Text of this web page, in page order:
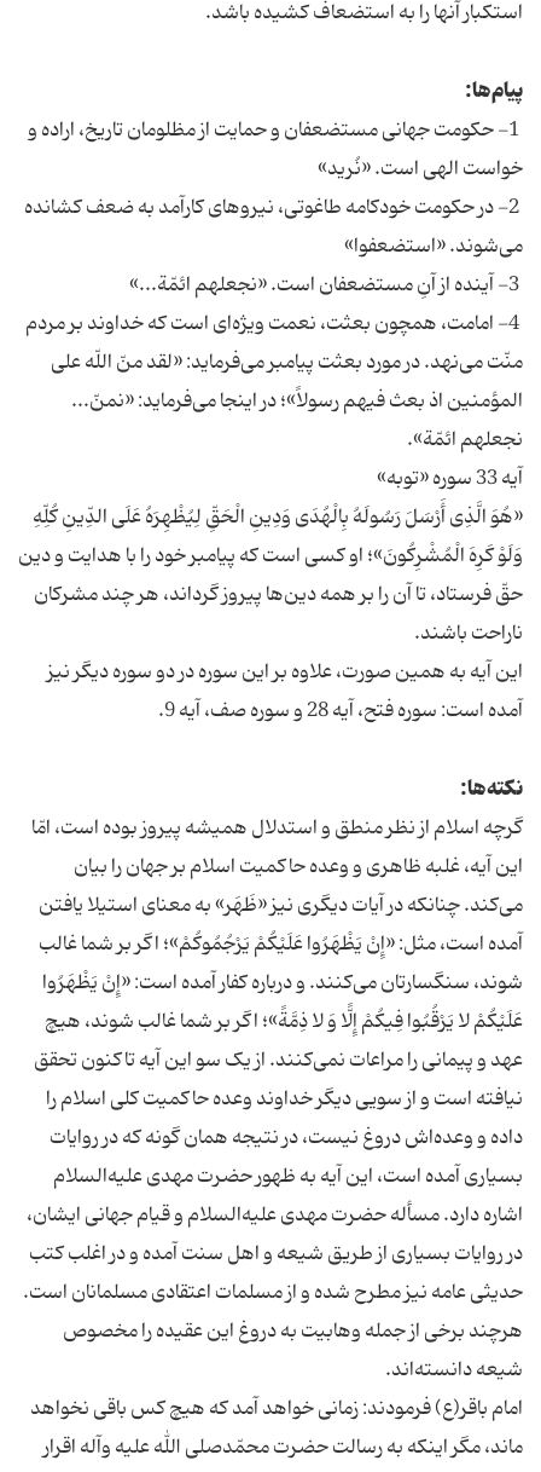
استکبار آنها را به استضعاف کشیده باشد.
پیام‌ها:
1- حکومت جهانى مستضعفان و حمایت از مظلومان تاریخ، اراده و
خواست الهى است. «نُرید»
2- در حکومت خودکامه طاغوتى، نیروهاى کارآمد به ضعف کشانده
مى‏‌شوند. «استضعفوا»
4- امامت، همچون بعثت، نعمت ویژه‏‌اى است که خداوند بر مردم
منّت مى‌‏نهد. در مورد بعثت پیامبر مى‏‌فرماید: «لقد منّ اللّه على
المؤمنین اذ بعث فیهم رسولاً»؛ در این‏جا مى‌‏فرماید: «نمنّ...
نجعلهم ائمّة».
آیه 33 سوره «توبه»
«هُوَ الَّذِى أَرْسَلَ رَسُولَهُ بِالْهُدَى‏ وَدِینِ الْحَقِّ لِیُظْهِرَهُ عَلَى الدِّینِ کُلِّهِ
وَلَوْ کَرِهَ الْمُشْرِکُونَ‏»؛ او کسى است که پیامبر خود را با هدایت و دین
حقّ فرستاد، تا آن را بر همه‏ دین‏‌ها پیروز گرداند، هر چند مشرکان
ناراحت باشند.
این آیه به همین صورت، علاوه بر این سوره در دو سوره‏ دیگر نیز
آمده است: سوره‏ فتح، آیه‏ 28 و سوره‏ صف، آیه‏ 9.
نکته‌ها:
گرچه اسلام از نظر منطق و استدلال همیشه پیروز بوده است، امّا
این آیه، غلبه‏ ظاهرى و وعده حاکمیت اسلام بر جهان را بیان
مى‏‌کند. چنانکه در آیات دیگرى نیز «ظَهَر» به معناى استیلا یافتن
آمده است، مثل: «إِنْ یَظْهَرُوا عَلَیْکُمْ یَرْجُمُوکُمْ»؛ اگر بر شما غالب
شوند، سنگسارتان مى‏‌کنند. و درباره‏ کفار آمده است: «إِنْ یَظْهَرُوا
عَلَیْکُمْ لا یَرْقُبُوا فِیکُمْ إِلًّا وَ لا ذِمَّةً»؛ اگر بر شما غالب شوند، هیچ
عهد و پیمانى را مراعات نمى‏‌کنند. از یک سو این آیه تاکنون تحقق
نیافته است و از سویى دیگر خداوند وعده‏ حاکمیت کلى اسلام را
داده و وعده‌‏اش دروغ نیست، در نتیجه همان گونه که در روایات
بسیارى آمده است، این آیه به ظهور حضرت مهدى ‏علیه‌السلام
اشاره دارد. مسأله‏ حضرت مهدى‏ علیه‌السلام و قیام جهانى ایشان،
در روایات بسیارى از طریق شیعه و اهل‏ سنت آمده و در اغلب کتب
حدیثى عامه نیز مطرح شده و از مسلمات اعتقادى مسلمانان است.
هرچند برخى از جمله وهابیت به دروغ این عقیده را مخصوص
شیعه دانسته‌‏اند.
امام باقر(ع) فرمودند: زمانى خواهد آمد که هیچ کس باقى نخواهد
ماند، مگر اینکه به رسالت حضرت محمّدصلى الله علیه وآله اقرار